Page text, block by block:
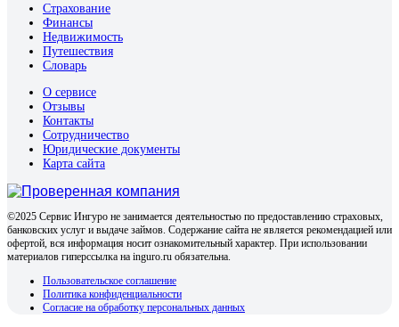
Страхование
Финансы
Недвижимость
Путешествия
Словарь
О сервисе
Отзывы
Контакты
Сотрудничество
Юридические документы
Карта сайта
©2025 Сервис Ингуро не занимается деятельностью по предоставлению страховых,
банковских услуг и выдаче займов. Содержание сайта не является рекомендацией или
офертой, вся информация носит ознакомительный характер. При использовании
материалов гиперссылка на inguro.ru обязательна.
Пользовательское соглашение
Политика конфиденциальности
Согласие на обработку персональных данных